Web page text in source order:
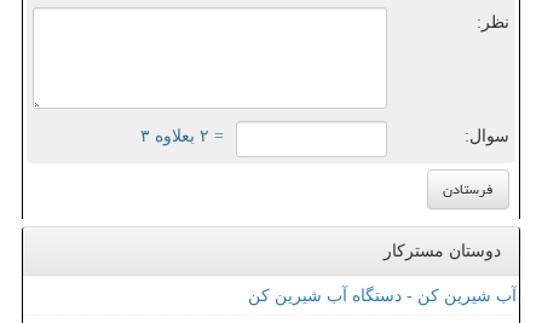
نظر:
سوال: = ۲ بعلاوه ۳
دوستان مسترکار
آب شیرین کن - دستگاه آب شیرین کن